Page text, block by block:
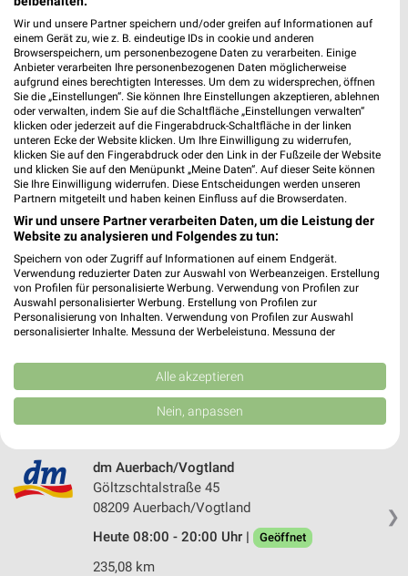
Wettinerstraße 4
08280 Aue-Bad Schlema
Heute 08:30 - 20:00 Uhr |
Geöffnet
220,60 km
dm Greiz
Puschkinplatz 10-14
07973 Greiz
Heute 08:00 - 18:30 Uhr | Geöffnet
223,27 km
❯
dm Lauter-Bernsbach
Staatsstraße 31
Heute 08:00 - 20:00 Uhr |
❯
dm Auerbach/Vogtland
Göltzschtalstraße 45
08209 Auerbach/Vogtland
Heute 08:00 - 20:00 Uhr |
Geöffnet
235,08 km
Wir und unsere Partner speichern und/oder greifen auf Informationen auf
einem Gerät zu, wie z. B. eindeutige IDs in cookie und anderen
Browserspeichern, um personenbezogene Daten zu verarbeiten. Einige
Anbieter verarbeiten Ihre personenbezogenen Daten möglicherweise
aufgrund eines berechtigten Interesses. Um dem zu widersprechen, öffnen
Sie die „Einstellungen“. Sie können Ihre Einstellungen akzeptieren, ablehnen
oder verwalten, indem Sie auf die Schaltfläche „Einstellungen verwalten“
klicken oder jederzeit auf die Fingerabdruck-Schaltfläche in der linken
unteren Ecke der Website klicken. Um Ihre Einwilligung zu widerrufen,
klicken Sie auf den Fingerabdruck oder den Link in der Fußzeile der Website
und klicken Sie auf den Menüpunkt „Meine Daten“. Auf dieser Seite können
Sie Ihre Einwilligung widerrufen. Diese Entscheidungen werden unseren
Partnern mitgeteilt und haben keinen Einfluss auf die Browserdaten.
Wir und unsere Partner verarbeiten Daten, um die Leistung der
Website zu analysieren und Folgendes zu tun:
Speichern von oder Zugriff auf Informationen auf einem Endgerät.
Verwendung reduzierter Daten zur Auswahl von Werbeanzeigen. Erstellung
von Profilen für personalisierte Werbung. Verwendung von Profilen zur
Auswahl personalisierter Werbung. Erstellung von Profilen zur
Personalisierung von Inhalten. Verwendung von Profilen zur Auswahl
personalisierter Inhalte. Messung der Werbeleistung. Messung der
Kombinationen von Daten aus verschiedenen Quellen. Entwicklung und
Verbesserung der Angebote. Verwendung reduzierter Daten zur Auswahl
von Inhalten.
Daten können außerhalb der Europäischen Union weitergegeben und in die
USA gesendet werden.
Website/App.
Partnerliste anzeigen (1 IAB-Anbieter)
Wir nutzen Ihre Daten für folgende Zwecke:
Speichern von oder Zugriff auf Informationen
auf einem Endgerät
Alle akzeptieren
Nein, anpassen